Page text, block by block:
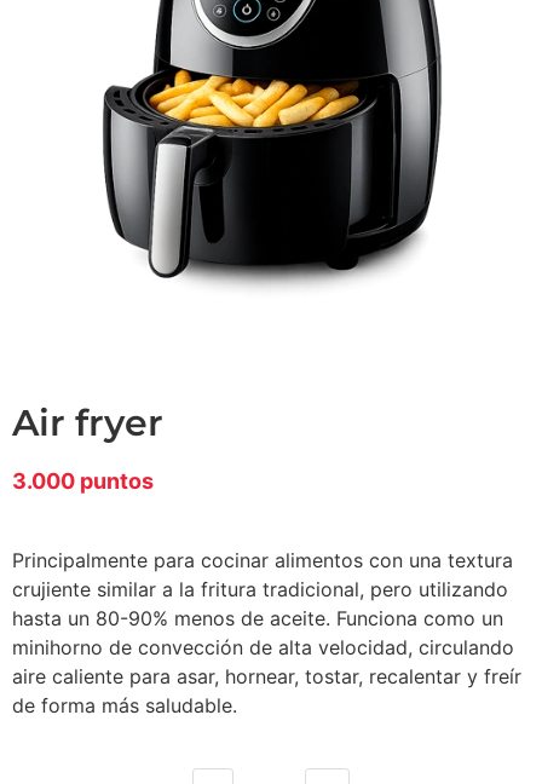
air fryer
3.000 puntos
Principalmente para cocinar alimentos con una textura
crujiente similar a la fritura tradicional, pero utilizando
hasta un 80-90% menos de aceite. Funciona como un
minihorno de convección de alta velocidad, circulando
aire caliente para asar, hornear, tostar, recalentar y freír
de forma más saludable.